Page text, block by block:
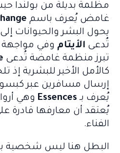
مظلمة بديلة من بولندا
غامض يُعرف باسم
يحول البشر والحيوانات
تُدعى الأيتام وفي مواجهة
تبرز منظمة غامضة تُدعى
كالأمل الأخير للبشرية إذ
إرسال مسافرين عبر
يُعرف بـ Essences وهي
يُعتقد أن معارفها قادرة
الفناء.
البطل هنا ليس شخصية